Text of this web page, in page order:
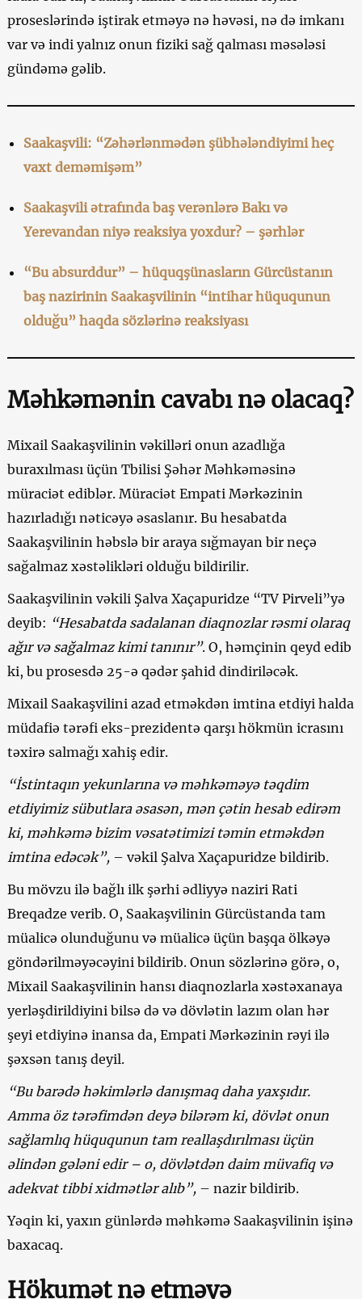
proseslərində iştirak etməyə nə həvəsi, nə də imkanı
var və indi yalnız onun fiziki sağ qalması məsələsi
gündəmə gəlib.
Saakaşvili: “Zəhərlənmədən şübhələndiyimi heç
vaxt deməmişəm”
Saakaşvili ətrafında baş verənlərə Bakı və
Yerevandan niyə reaksiya yoxdur? – şərhlər
“Bu absurddur” – hüquqşünasların Gürcüstanın
baş nazirinin Saakaşvilinin “intihar hüququnun
olduğu” haqda sözlərinə reaksiyası
Məhkəmənin cavabı nə olacaq?
Mixail Saakaşvilinin vəkilləri onun azadlığa
buraxılması üçün Tbilisi Şəhər Məhkəməsinə
müraciət ediblər. Müraciət Empati Mərkəzinin
hazırladığı nəticəyə əsaslanır. Bu hesabatda
Saakaşvilinin həbslə bir araya sığmayan bir neçə
sağalmaz xəstəlikləri olduğu bildirilir.
Saakaşvilinin vəkili Şalva Xaçapuridze “TV Pirveli”yə
deyib: “Hesabatda sadalanan diaqnozlar rəsmi olaraq
ağır və sağalmaz kimi tanınır”. O, həmçinin qeyd edib
ki, bu prosesdə 25-ə qədər şahid dindiriləcək.
Mixail Saakaşvilini azad etməkdən imtina etdiyi halda
müdafiə tərəfi eks-prezidentə qarşı hökmün icrasını
təxirə salmağı xahiş edir.
“İstintaqın yekunlarına və məhkəməyə təqdim
etdiyimiz sübutlara əsasən, mən çətin hesab edirəm
ki, məhkəmə bizim vəsatətimizi təmin etməkdən
imtina edəcək”,– vəkil Şalva Xaçapuridze bildirib.
Bu mövzu ilə bağlı ilk şərhi ədliyyə naziri Rati
Breqadze verib. O, Saakaşvilinin Gürcüstanda tam
müalicə olunduğunu və müalicə üçün başqa ölkəyə
göndərilməyəcəyini bildirib. Onun sözlərinə görə, o,
Mixail Saakaşvilinin hansı diaqnozlarla xəstəxanaya
yerləşdirildiyini bilsə də və dövlətin lazım olan hər
şeyi etdiyinə inansa da, Empati Mərkəzinin rəyi ilə
şəxsən tanış deyil.
“Bu barədə həkimlərlə danışmaq daha yaxşıdır.
Amma öz tərəfimdən deyə bilərəm ki, dövlət onun
sağlamlıq hüququnun tam reallaşdırılması üçün
əlindən gələni edir – o, dövlətdən daim müvafiq və
adekvat tibbi xidmətlər alıb”, – nazir bildirib.
Yəqin ki, yaxın günlərdə məhkəmə Saakaşvilinin işinə
baxacaq.
Hökumət nə etməyə